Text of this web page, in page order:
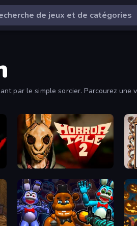
par le simple sorcier. Parcourez
Horror Tale 2: Samantha